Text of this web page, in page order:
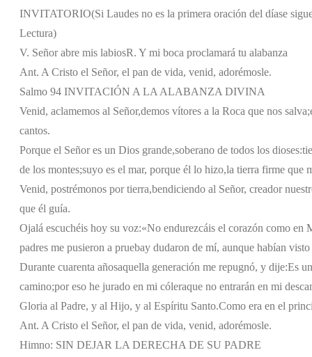
INVITATORIO(Si Laudes no es la primera oración del díase
Lectura)
V. Señor abre mis labiosR. Y mi boca proclamará tu alabanza
Ant. A Cristo el Señor, el pan de vida, venid, adorémosle.
Salmo 94 INVITACIÓN A LA ALABANZA DIVINA
Venid, aclamemos al Señor,demos vítores a la Roca que nos salva;
cantos.
Porque el Señor es un Dios grande,soberano de todos los dioses:
de los montes;suyo es el mar, porque él lo hizo,la tierra firme que
Venid, postrémonos por tierra,bendiciendo al Señor, creador
que él guía.
Ojalá escuchéis hoy su voz:«No endurezcáis el corazón como en
padres me pusieron a pruebay dudaron de mí, aunque habían visto
Durante cuarenta añosaquella generación me repugnó, y dije:Es
camino;por eso he jurado en mi cóleraque no entrarán en mi
Gloria al Padre, y al Hijo, y al Espíritu Santo.Como era en el
Ant. A Cristo el Señor, el pan de vida, venid, adorémosle.
Himno: SIN DEJAR LA DERECHA DE SU PADRE